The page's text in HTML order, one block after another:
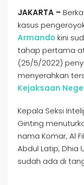
JAKARTA –
kasus
Armando kini
tahap pertama
(25/5/2022)
menyerahkan
Kejaksaan
Kepala Seksi
Ginting
nama Komar, Al
Abdul Latip, Dhia
sudah ada di